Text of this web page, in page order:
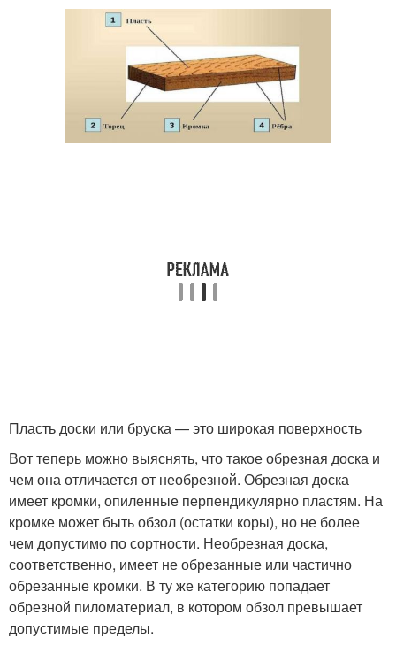
Пласть доски или бруска — это широкая поверхность
Вот теперь можно выяснять, что такое обрезная доска и
чем она отличается от необрезной. Обрезная доска
имеет кромки, опиленные перпендикулярно пластям. На
кромке может быть обзол (остатки коры), но не более
чем допустимо по сортности. Необрезная доска,
соответственно, имеет не обрезанные или частично
обрезанные кромки. В ту же категорию попадает
обрезной пиломатериал, в котором обзол превышает
допустимые пределы.